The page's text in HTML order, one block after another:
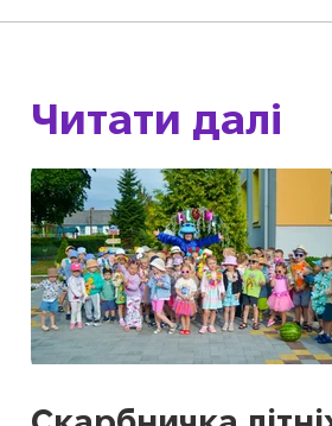
Читати далі